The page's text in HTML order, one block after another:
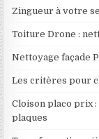
Zingueur à votre
Toiture Drone :
Nettoyage façade
Les critères pour
Cloison placo prix
plaques